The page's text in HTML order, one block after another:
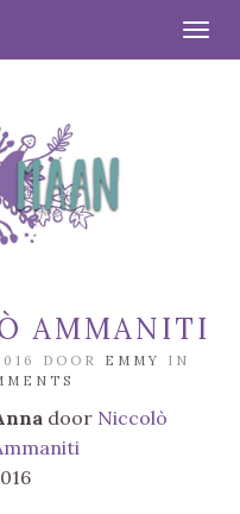
AMMANITI
DOOR EMMY
IN
door Niccolò